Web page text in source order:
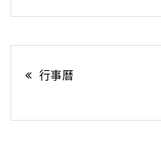
文行事曆